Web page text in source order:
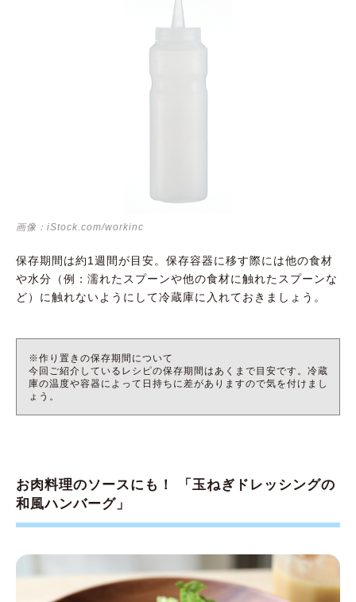
画像：iStock.com/workinc
保存期間は約1週間が目安。保存容器に移す際には他の食材
や水分（例：濡れたスプーンや他の食材に触れたスプーンな
ど）に触れないようにして冷蔵庫に入れておきましょう。
※作り置きの保存期間について
今回ご紹介しているレシピの保存期間はあくまで目安です。冷蔵
庫の温度や容器によって日持ちに差がありますので気を付けまし
ょう。
お肉料理のソースにも！ 「玉ねぎドレッシングの
和風ハンバーグ」